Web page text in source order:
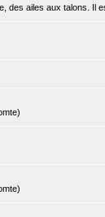
des ailes aux talons. Il